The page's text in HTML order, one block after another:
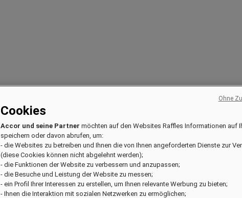
Cookies
Accor und seine Partner möchten auf den Websites Raffles Informationen auf
speichern oder davon abrufen, um:
- die Websites zu betreiben und Ihnen die von Ihnen angeforderten Dienste zur
(diese Cookies können nicht abgelehnt werden);
- die Funktionen der Website zu verbessern und anzupassen;
- die Besuche und Leistung der Website zu messen;
- ein Profil Ihrer Interessen zu erstellen, um Ihnen relevante Werbung zu bieten;
- Ihnen die Interaktion mit sozialen Netzwerken zu ermöglichen;
Ohne